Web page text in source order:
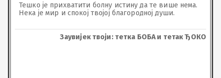
Тешко је прихватити болну истину да те више нема.
Нека је мир и спокој твојој благородној души.
Заувијек твоји: тетка БОБА и тетак ЂОКО